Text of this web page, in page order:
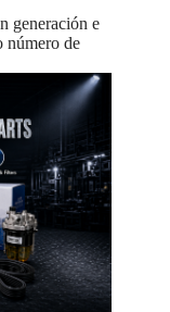
generación e
número de